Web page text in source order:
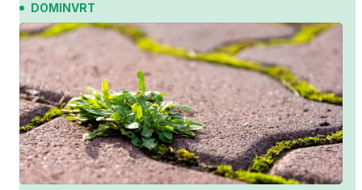
DOMINVRT